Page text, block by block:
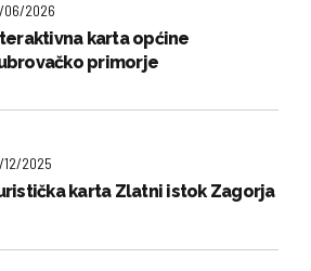
06/2026
karta općine
primorje
12/2025
karta Zlatni istok Zagorja